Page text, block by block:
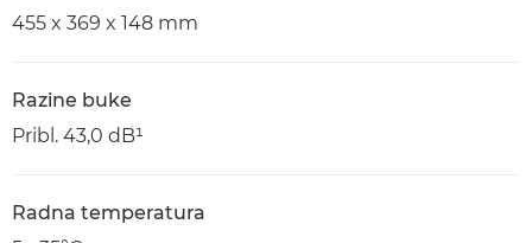
455 x 369 x 148 mm
Razine buke
Pribl. 43,0 dB¹
Radna temperatura